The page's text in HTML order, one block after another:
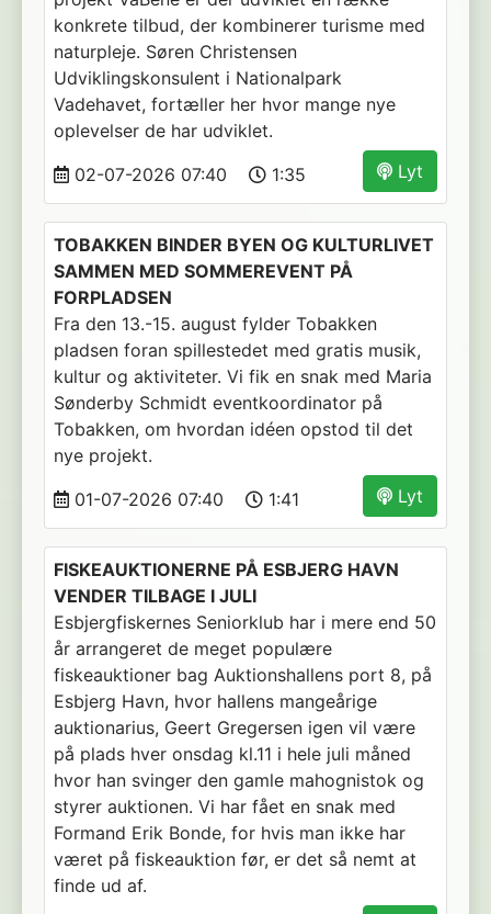
konkrete tilbud, der kombinerer turisme med
naturpleje. Søren Christensen
Udviklingskonsulent i Nationalpark
Vadehavet, fortæller her hvor mange nye
oplevelser de har udviklet.
Lyt
02-07-2026 07:40 1:35
TOBAKKEN BINDER BYEN OG KULTURLIVET
SAMMEN MED SOMMEREVENT PÅ
FORPLADSEN
Fra den 13.-15. august fylder Tobakken
pladsen foran spillestedet med gratis musik,
kultur og aktiviteter. Vi fik en snak med Maria
Sønderby Schmidt eventkoordinator på
Tobakken, om hvordan idéen opstod til det
nye projekt.
Lyt
01-07-2026 07:40 1:41
FISKEAUKTIONERNE PÅ ESBJERG HAVN
VENDER TILBAGE I JULI
Esbjergfiskernes Seniorklub har i mere end 50
år arrangeret de meget populære
fiskeauktioner bag Auktionshallens port 8, på
Esbjerg Havn, hvor hallens mangeårige
auktionarius, Geert Gregersen igen vil være
på plads hver onsdag kl.11 i hele juli måned
hvor han svinger den gamle mahognistok og
styrer auktionen. Vi har fået en snak med
Formand Erik Bonde, for hvis man ikke har
været på fiskeauktion før, er det så nemt at
finde ud af.